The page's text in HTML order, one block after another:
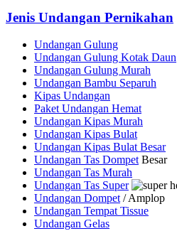
Jenis Undangan Pernikahan
Undangan Gulung
Undangan Gulung Kotak Daun
Undangan Gulung Murah
Undangan Bambu Separuh
Kipas Undangan
Paket Undangan Hemat
Undangan Kipas Murah
Undangan Kipas Bulat
Undangan Kipas Bulat Besar
Undangan Tas DompetBesar
Undangan Tas Murah
Undangan Tas Super
Undangan Dompet/ Amplop
Undangan Tempat Tissue
Undangan Gelas